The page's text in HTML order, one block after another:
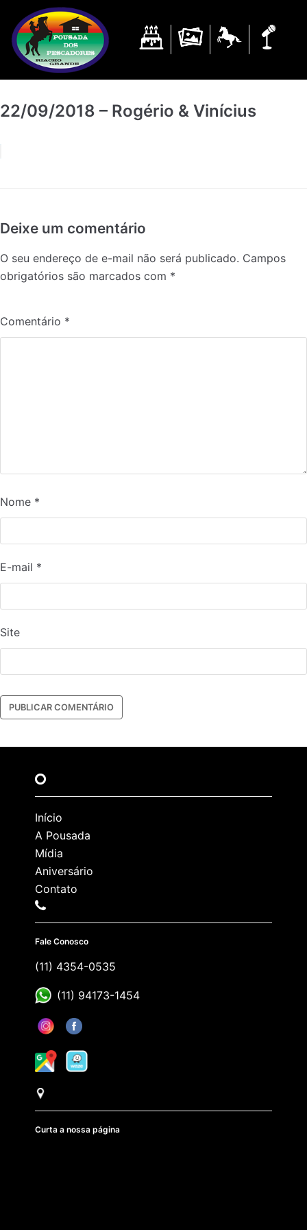
Pular
para
o
conteúdo
22/09/2018 – Rogério & Vinícius
Deixe um comentário
O seu endereço de e-mail não será publicado. Campos
obrigatórios são marcados com *
Comentário *
Nome *
E-mail *
Site
Início
A Pousada
Mídia
Aniversário
Contato
Fale Conosco
(11) 4354-0535
(11) 94173-1454
Curta a nossa página